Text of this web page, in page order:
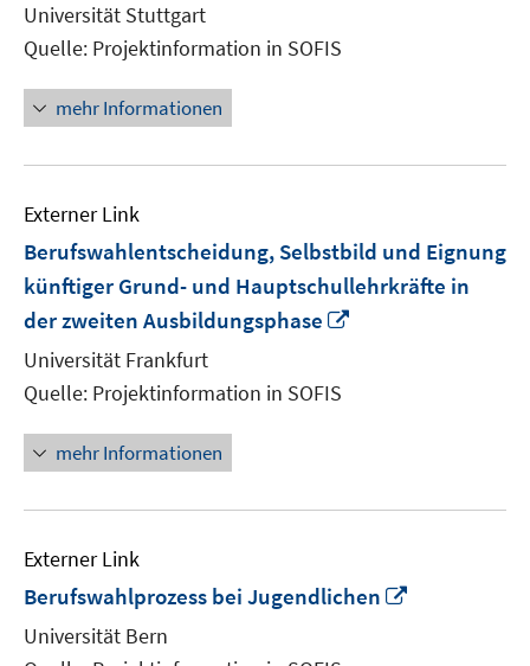
Fenster
öffnen
Universität Stuttgart
Quelle: Projektinformation in SOFIS
mehr Informationen
Externer Link
Berufswahlentscheidung, Selbstbild und Eignung
künftiger Grund- und Hauptschullehrkräfte in
der zweiten Ausbildungsphase
Universität Frankfurt
Quelle: Projektinformation in SOFIS
mehr Informationen
Externer Link
Berufswahlprozess bei Jugendlichen
Universität Bern